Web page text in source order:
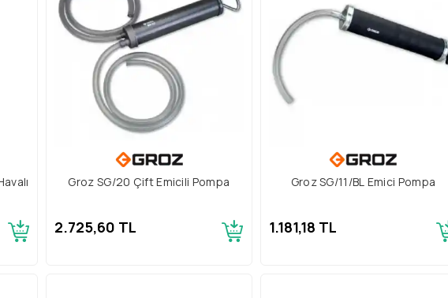
Groz SG/20 Çift Emicili Pompa
2.725,60 TL
Groz SG/11/BL Emici Pompa
1.181,18 TL